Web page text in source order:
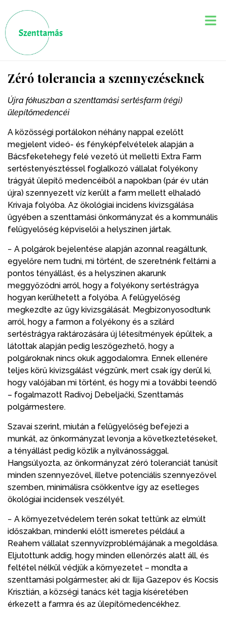
Zéró tolerancia a szennyezéseknek
Újra fókuszban a szenttamási sertésfarm (régi)
ülepítőmedencéi
A közösségi portálokon néhány nappal ezelőtt
megjelent videó- és fényképfelvételek alapján a
Bácsfeketehegy felé vezető út melletti Extra Farm
sertéstenyésztéssel foglalkozó vállalat folyékony
trágyát ülepítő medencéiből a napokban (pár év után
újra) szennyezett víz került a farm mellett elhaladó
Krivaja folyóba. Az ökológiai incidens kivizsgálása
ügyében a szenttamási önkormányzat és a kommunális
felügyelőség képviselői a helyszínen jártak.
− A polgárok bejelentése alapján azonnal reagáltunk,
egyelőre nem tudni, mi történt, de szeretnénk feltárni a
pontos tényállást, és a helyszínen akarunk
meggyőződni arról, hogy a folyékony sertéstrágya
hogyan kerülhetett a folyóba. A felügyelőség
megkezdte az ügy kivizsgálását. Megbizonyosodtunk
arról, hogy a farmon a folyékony és a szilárd
sertéstrágya raktározására új létesítmények épültek, a
látottak alapján pedig leszögezhető, hogy a
polgároknak nincs okuk aggodalomra. Ennek ellenére
teljes körű kivizsgálást végzünk, mert csak így derül ki,
hogy valójában mi történt, és hogy mi a további teendő
– fogalmazott Radivoj Debeljački, Szenttamás
polgármestere.
Szavai szerint, miután a felügyelőség befejezi a
munkát, az önkormányzat levonja a következtetéseket,
a tényállást pedig közlik a nyilvánossággal.
Hangsúlyozta, az önkormányzat zéró toleranciát tanúsít
minden szennyezővel, illetve potenciális szennyezővel
szemben, minimálisra csökkentve így az esetleges
ökológiai incidensek veszélyét.
− A környezetvédelem terén sokat tettünk az elmúlt
időszakban, mindenki előtt ismeretes például a
Reahem vállalat szennyvízproblémájának a megoldása.
Eljutottunk addig, hogy minden ellenőrzés alatt áll, és
feltétel nélkül védjük a környezetet – mondta a
szenttamási polgármester, aki dr. Ilija Gazepov és Kocsis
Krisztián, a községi tanács két tagja kíséretében
érkezett a farmra és az ülepítőmedencékhez.